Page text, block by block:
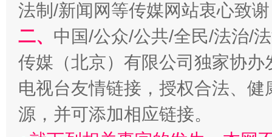
站台名比不上好声名
法制/新闻网等传媒网站衷心致
二、 中国/公众/公共/全民/法治/
传媒（北京）有限公司独家协
电视台友情链接，授权合法、
源，并可添加相应链接。